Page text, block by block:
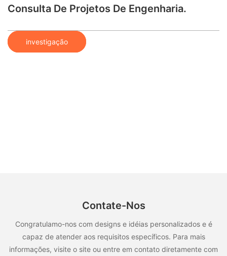
Consulta De Projetos De Engenharia.
investigação
Contate-Nos
Congratulamo-nos com designs e idéias personalizados e é
capaz de atender aos requisitos específicos. Para mais
informações, visite o site ou entre em contato diretamente com